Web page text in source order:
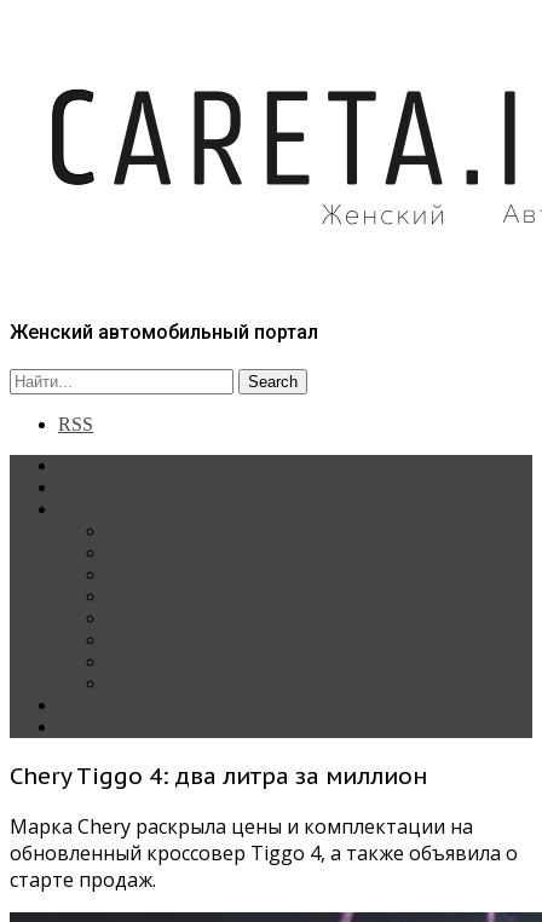
Женский автомобильный портал
RSS
Chery Tiggo 4: два литра за миллион
Марка Chery раскрыла цены и комплектации на
обновленный кроссовер Tiggo 4, а также объявила о
старте продаж.